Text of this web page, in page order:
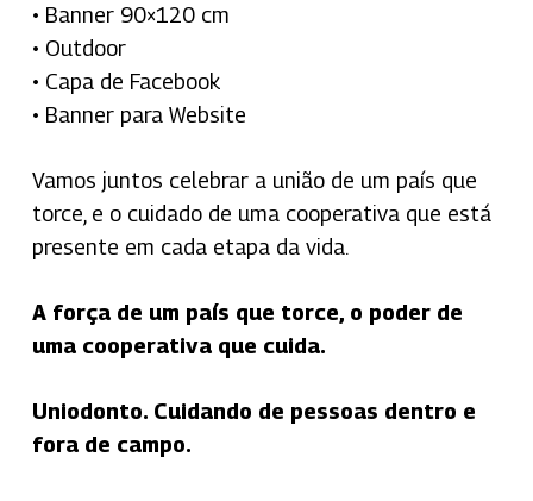
• Banner 90×120 cm
• Outdoor
• Capa de Facebook
• Banner para Website
Vamos juntos celebrar a união de um país que
torce, e o cuidado de uma cooperativa que está
presente em cada etapa da vida.
A força de um país que torce, o poder de
uma cooperativa que cuida.
Uniodonto. Cuidando de pessoas dentro e
fora de campo.